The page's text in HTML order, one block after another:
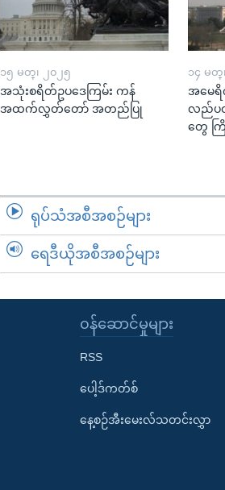
၁၅ မတ္၊ ၂၀၂၅
အသုံးစရိတ်ဥပဒေကြမ်း ကန်
အထက်လွှတ်တော် အတည်ပြု
၁၄ မတ္
အမေ
လည်ပ
တွေ ကြို
ရုပ်သံအစီအစဉ်များ
ရေဒီယိုအစီအစဉ်များ
၀န်ဆောင်မှုများ
RSS
ပေါ့ဒ်ကတ်စ်
နေ့စဉ်အီးမေးလ်သတင်းလွှာ